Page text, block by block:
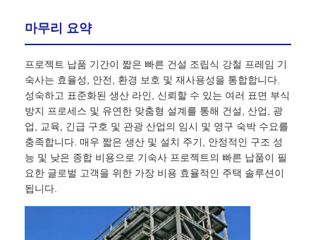
마무리 요약
프로젝트 납품 기간이 짧은 빠른 건설 조립식 강철 프레임 기
숙사는 효율성, 안전, 환경 보호 및 재사용성을 통합합니다.
성숙하고 표준화된 생산 라인, 신뢰할 수 있는 여러 표면 부식
방지 프로세스 및 유연한 맞춤형 설계를 통해 건설, 산업, 광
업, 교육, 긴급 구호 및 관광 산업의 임시 및 영구 숙박 수요를
충족합니다. 매우 짧은 생산 및 설치 주기, 안정적인 구조 성
능 및 낮은 종합 비용으로 기숙사 프로젝트의 빠른 납품이 필
요한 글로벌 고객을 위한 가장 비용 효율적인 주택 솔루션이
됩니다.